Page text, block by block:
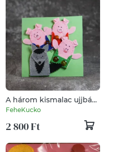
A három kismalac ujjbáb
csomag
FeheKucko
2 800 Ft